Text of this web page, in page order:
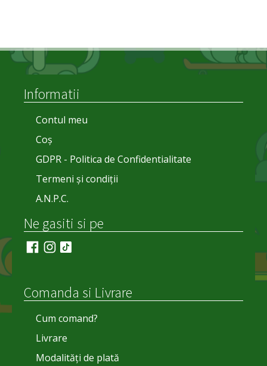
Informatii
Contul meu
Coș
GDPR - Politica de Confidentialitate
Termeni și condiții
A.N.P.C.
Ne gasiti si pe
Comanda si Livrare
Cum comand?
Livrare
Modalități de plată